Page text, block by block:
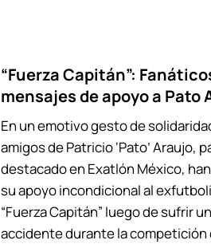
“Fuerza Capitán”:
mensajes de apoyo a Pato
En un emotivo gesto de
amigos de Patricio ‘Pato’ Araujo,
destacado en Exatlón México,
su apoyo incondicional al
“Fuerza Capitán” luego de sufrir
accidente durante la competición